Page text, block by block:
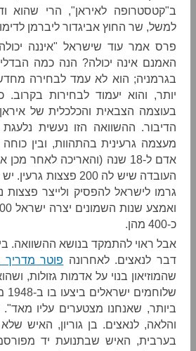
ב"קטסטרופה לאיראן", הרי שהוא
למשל, שר החוץ אביגדור ליברמן
פרס אמר עוד שישראל "איננה
האמנם אינה יכולה? הנה כמה
בגרמניה; הוא לא עמד לבחירה
יותר, והוא יעמוד לבחירות
בעוצמה הצבאית והכלכלית של
הדיבור. ההשוואה הזו נעשית
אדם ל-18 שנה (והאריכה
העובדה שיש לה 200
גרמו לישראל להפסיק ולייצר
כ-400 מהן.
אבל ראוי להתמקד בנושא ההשוואה.
דבר לנאצים. לאחרונה פוטר מדריך
שהמוזיאון בנוי על אדמות גזולות,
שלוחמים ישראלים ביצעו בו ב-1948 משהו שפרס
ביותר, שאנחנו מצטערים עליו
והלאה, לנאצים. בן גוריון, האיש
בערבית, האיש שבתנועת יד